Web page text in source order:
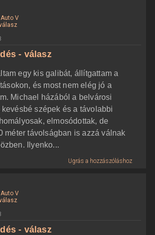
V
- válasz
egy kis galibát, állítgattam a
és most nem elég jó a
Michael házából a belvárosi
szépek és a távolabbi
elmosódottak, de
méter távolságban is azzá válnak
Ilyenko...
Ugrás a hozzászóláshoz
V
- válasz